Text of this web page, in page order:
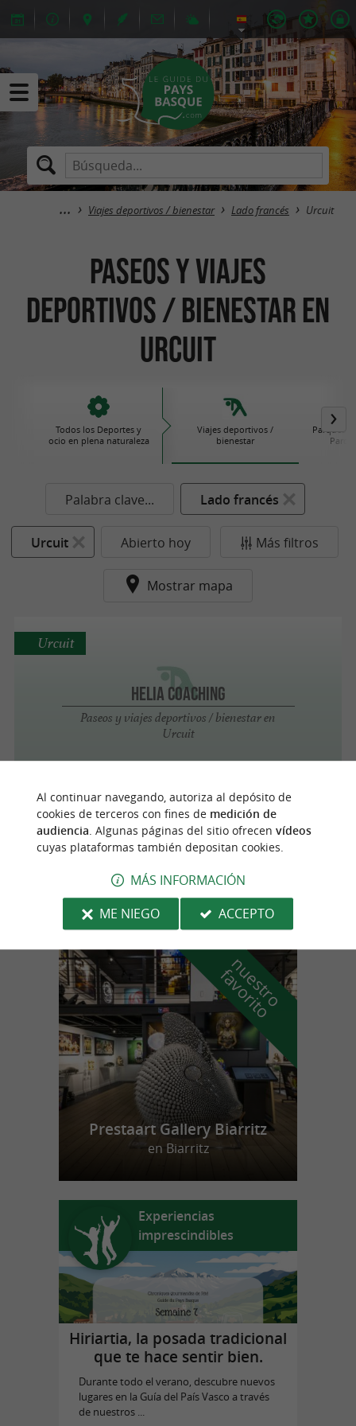
Viajes deportivos / bienestar Lado francés Urcuit
Paseos y viajes
deportivos / bienestar en
Urcuit
Todos los Deportes y
ocio en plena naturaleza
Viajes deportivos /
bienestar
Parques
Palabra clave... Lado francés
Urcuit Abierto hoy Más filtros
Mostrar mapa
HELIA COACHING
Paseos y viajes deportivos / bienestar en
Urcuit
Urcuit
Artisans de santé
Paseos y viajes deportivos / bienestar en
Mouguerre
Mouguerre 4.4 km
n
u
e
s
t
r
o
f
a
v
o
r
i
t
o
Prestaart Gallery Biarritz
en Biarritz
Experiencias
imprescindibles
Hiriartia, la posada tradicional
que te hace sentir bien.
Durante todo el verano, descubre nuevos
lugares en la Guía del País Vasco a través
de nuestros ...
Al continuar navegando, autoriza al depósito de
cookies de terceros con fines de medición de
audiencia . Algunas páginas del sitio ofrecen vídeos
cuyas plataformas también depositan cookies.
MÁS INFORMACIÓN
ME NIEGO
ACCEPTO